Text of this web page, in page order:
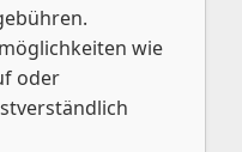
wie
oder